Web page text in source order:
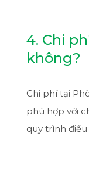
4. Chi
không?
Chi phí tại
phù hợp với
quy trình điều